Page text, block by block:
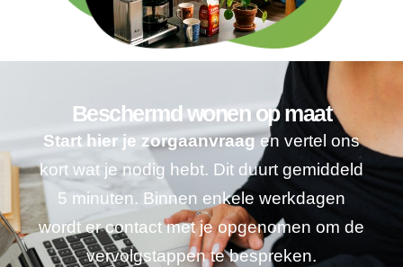
Beschermd wonen op maat
Start hier je zorgaanvraagen vertel ons
kort wat je nodig hebt. Dit duurt gemiddeld
5 minuten. Binnen enkele werkdagen
wordt er contact met je opgenomen om de
vervolgstappen te bespreken.